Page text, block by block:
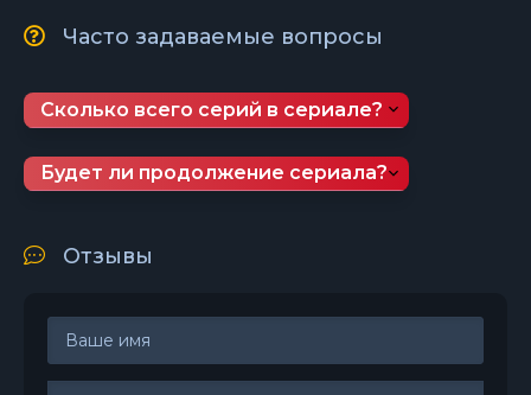
Часто задаваемые вопросы
Сколько всего серий в сериале?
Будет ли продолжение сериала?
Отзывы